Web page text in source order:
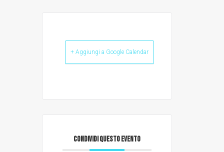
+ Aggiungi a Google Calendar
CONDIVIDI QUESTO EVENTO